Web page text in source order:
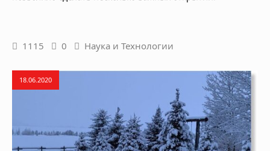
1115 0 Наука и Технологии
18.06.2020